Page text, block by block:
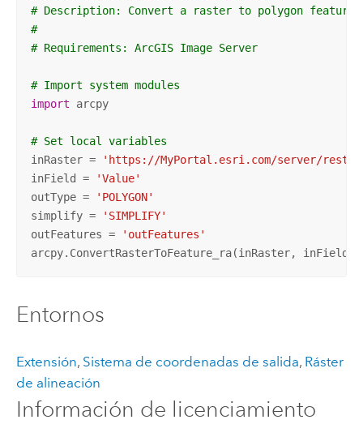
# Description: Convert a raster to polygon
#
# Requirements: ArcGIS Image Server
# Import system modules
import arcpy
# Set local variables
inRaster =
'https://MyPortal.esri.com/server/rest/
inField =
'Value'
outType =
'POLYGON'
simplify =
'SIMPLIFY'
outFeatures =
'outFeatures'
arcpy.ConvertRasterToFeature_ra(inRaster,
Entornos
Extensión, Sistema de coordenadas de salida, Ráster
de alineación
Información de licenciamiento